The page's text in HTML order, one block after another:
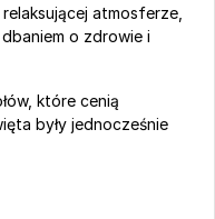
atmosferze,
o zdrowie i
które cenią
były jednocześnie